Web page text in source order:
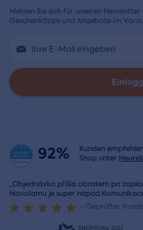
Melden Sie sich für unseren
Geschenktipps und Angebote im
92%
Kunden
Shop unter
„Objednávka přišla obratem po
hlavolamu je super
- Geprüfter